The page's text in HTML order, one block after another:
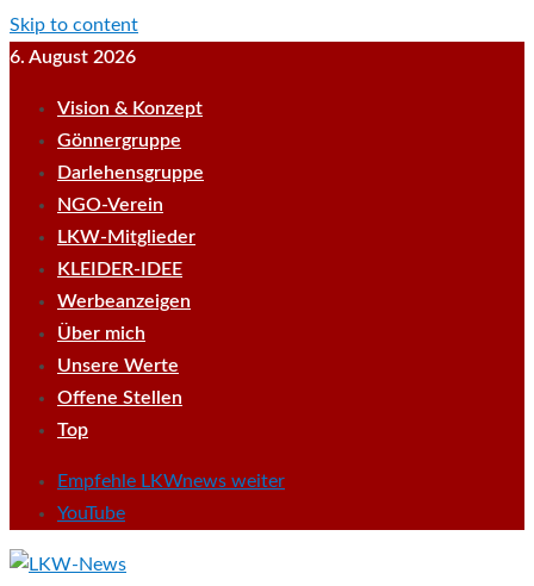
Skip to content
6. August 2026
Vision & Konzept
Gönnergruppe
Darlehensgruppe
NGO-Verein
LKW-Mitglieder
KLEIDER-IDEE
Werbeanzeigen
Über mich
Unsere Werte
Offene Stellen
Top
Empfehle LKWnews weiter
YouTube